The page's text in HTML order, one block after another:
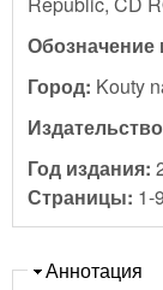
Обозначение
Город: Kouty
Год издания:
Страницы: 1-9
Скрыть
Аннотация